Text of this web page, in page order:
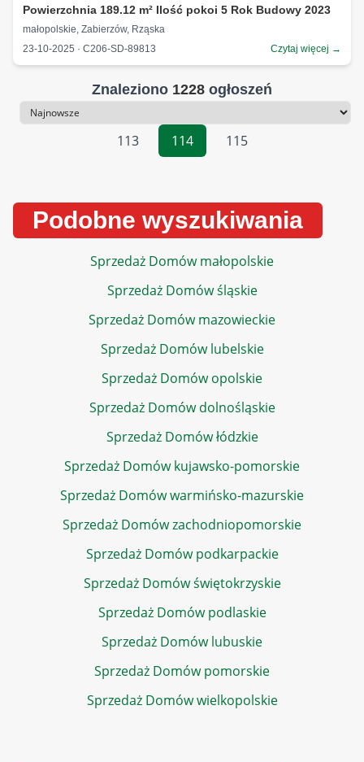
Powierzchnia 189.12 m² Ilość pokoi 5 Rok Budowy 2023
małopolskie, Zabierzów, Rząska
23-10-2025 · C206-SD-89813
Czytaj więcej →
Znaleziono 1228 ogłoszeń
Sortowanie
113
114 115
Podobne wyszukiwania
Sprzedaż Domów małopolskie
Sprzedaż Domów śląskie
Sprzedaż Domów mazowieckie
Sprzedaż Domów lubelskie
Sprzedaż Domów opolskie
Sprzedaż Domów dolnośląskie
Sprzedaż Domów łódzkie
Sprzedaż Domów kujawsko-pomorskie
Sprzedaż Domów warmińsko-mazurskie
Sprzedaż Domów zachodniopomorskie
Sprzedaż Domów podkarpackie
Sprzedaż Domów świętokrzyskie
Sprzedaż Domów podlaskie
Sprzedaż Domów lubuskie
Sprzedaż Domów pomorskie
Sprzedaż Domów wielkopolskie